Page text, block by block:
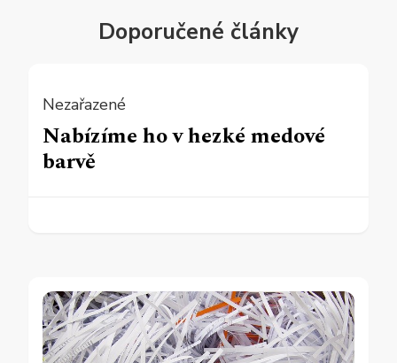
Doporučené články
Nezařazené
Nabízíme ho v hezké medové
barvě